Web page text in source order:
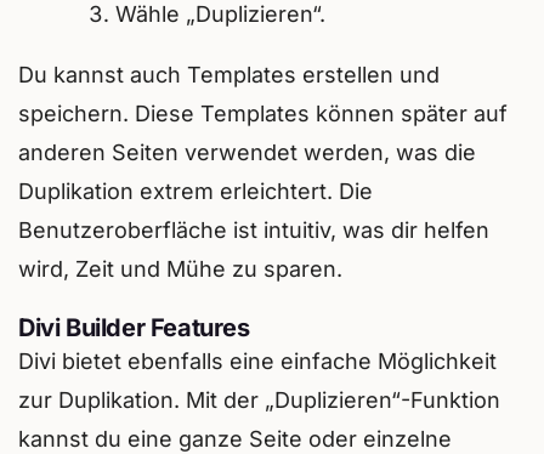
Wähle „Duplizieren“.
Du kannst auch Templates erstellen und
speichern. Diese Templates können später auf
anderen Seiten verwendet werden, was die
Duplikation extrem erleichtert. Die
Benutzeroberfläche ist intuitiv, was dir helfen
wird, Zeit und Mühe zu sparen.
Divi Builder Features
Divi bietet ebenfalls eine einfache Möglichkeit
zur Duplikation. Mit der „Duplizieren“-Funktion
kannst du eine ganze Seite oder einzelne